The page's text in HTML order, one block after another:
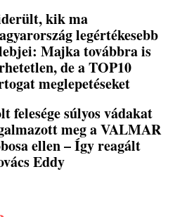
kik ma
legértékesebb
Majka továbbra is
de a TOP10
meglepetéseket
felesége súlyos vádakat
meg a VALMAR
ellen – Így reagált
Eddy